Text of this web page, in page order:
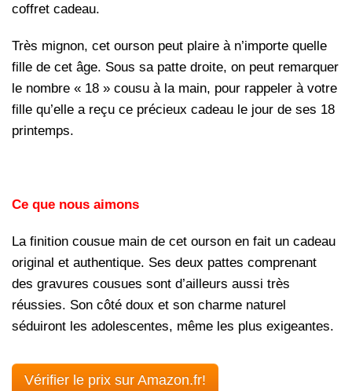
coffret cadeau.
Très mignon, cet ourson peut plaire à n’importe quelle
fille de cet âge. Sous sa patte droite, on peut remarquer
le nombre « 18 » cousu à la main, pour rappeler à votre
fille qu’elle a reçu ce précieux cadeau le jour de ses 18
printemps.
Ce que nous aimons
La finition cousue main de cet ourson en fait un cadeau
original et authentique. Ses deux pattes comprenant
des gravures cousues sont d’ailleurs aussi très
réussies. Son côté doux et son charme naturel
séduiront les adolescentes, même les plus exigeantes.
Vérifier le prix sur Amazon.fr!